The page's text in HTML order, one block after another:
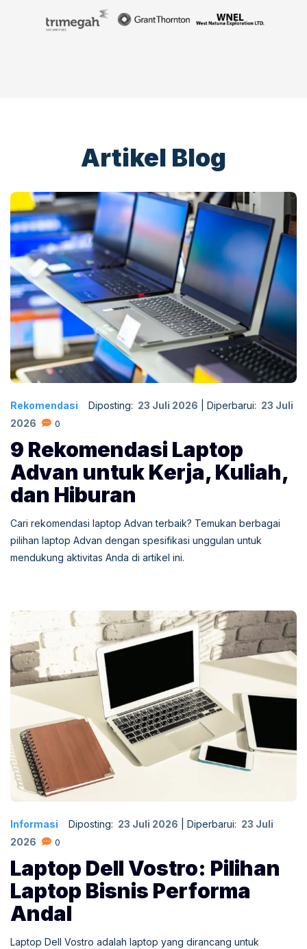
Artikel Blog
Rekomendasi Diposting: 23 Juli 2026 Diperbarui: 23 Juli
2026
0
9 Rekomendasi Laptop
Advan untuk Kerja, Kuliah,
dan Hiburan
Cari rekomendasi laptop Advan terbaik? Temukan berbagai
pilihan laptop Advan dengan spesifikasi unggulan untuk
mendukung aktivitas Anda di artikel ini.
Informasi Diposting: 23 Juli 2026 Diperbarui: 23 Juli
2026
0
Laptop Dell Vostro: Pilihan
Laptop Bisnis Performa
Andal
Laptop Dell Vostro adalah laptop yang dirancang untuk